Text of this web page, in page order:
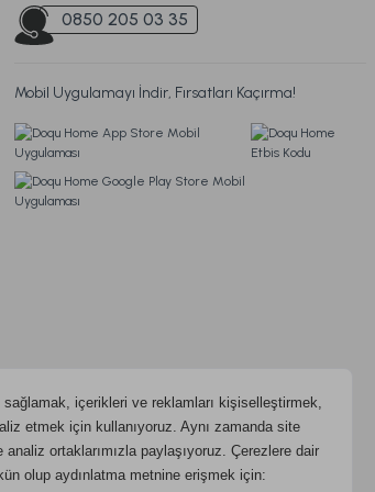
0850 205 03 35
Mobil Uygulamayı İndir, Fırsatları Kaçırma!